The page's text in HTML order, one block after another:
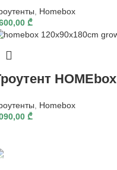
Homebox
₾
Homebox
₾